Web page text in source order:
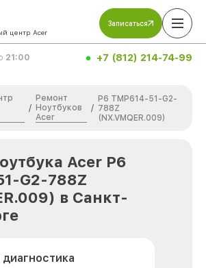
центр Acer
Записаться
21:00 +7 (812) 214-74-99
/
Ремонт
Ноутбуков
Acer
/
P6 TMP614-51-G2-
788Z
(NX.VMQER.009)
Acer P6
G2-788Z
в Санкт-